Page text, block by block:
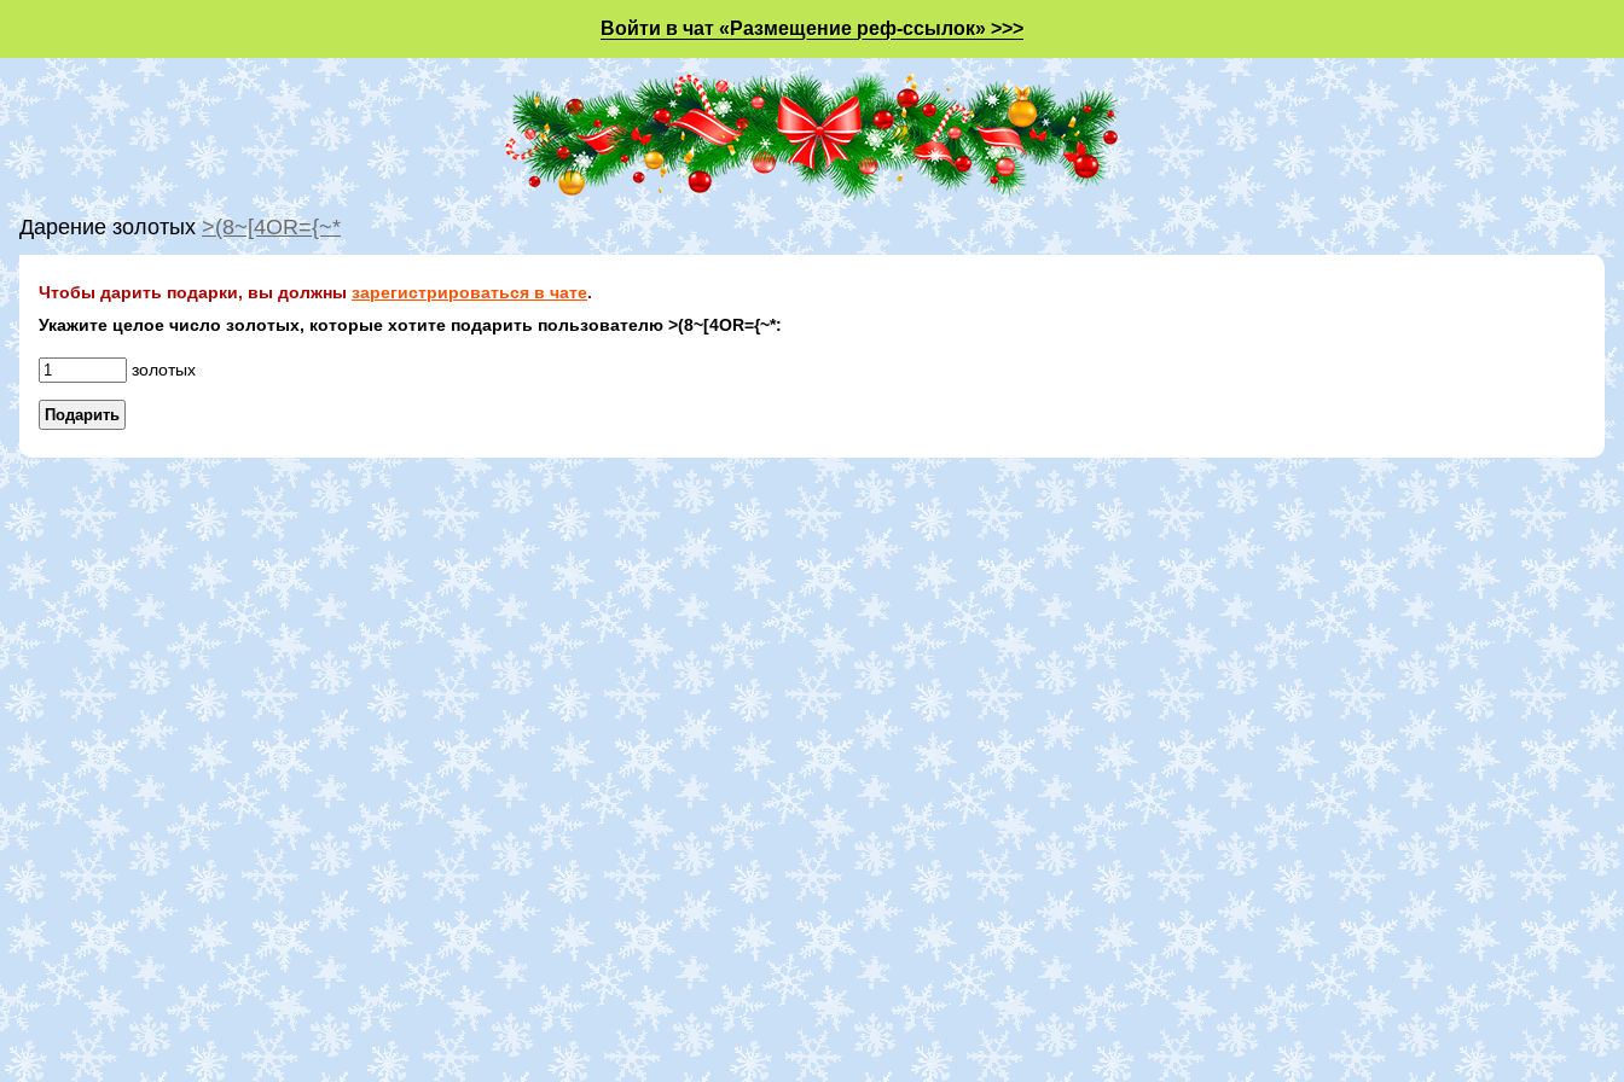
Войти в чат «Размещение реф-ссылок» >>>
Дарение золотых>(8~[4OR={~*
Чтобы дарить подарки, вы должны зарегистрироваться в чате.
Укажите целое число золотых, которые хотите подарить пользователю >(8~[4OR={~*:
золотых